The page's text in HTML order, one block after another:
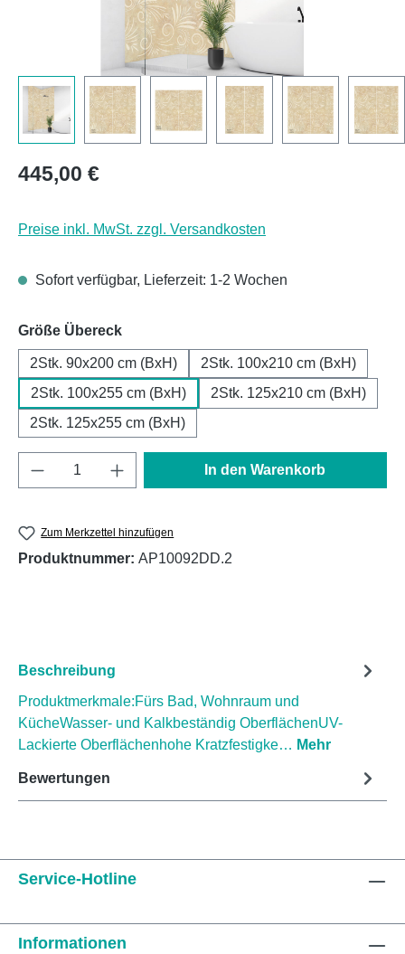
Regulärer Preis:
445,00 €
Preise inkl. MwSt. zzgl. Versandkosten
Sofort verfügbar, Lieferzeit: 1-2 Wochen
Größe Übereckauswählen
2Stk. 90x200 cm (BxH)
2Stk. 100x210 cm (BxH)
2Stk. 100x255 cm (BxH)
2Stk. 125x210 cm (BxH)
2Stk. 125x255 cm (BxH)
Produkt Anzahl: Gib den gewünschten
In den Warenkorb
Zum Merkzettel hinzufügen
Produktnummer: AP10092DD.2
Beschreibung
Produktmerkmale:Fürs Bad, Wohnraum und
KücheWasser- und Kalkbeständig OberflächenUV-
Lackierte Oberflächenhohe Kratzfestigke… Mehr
Bewertungen
Service-Hotline
Informationen